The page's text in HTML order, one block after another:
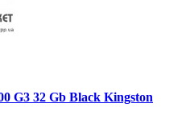
G3 32 Gb Black Kingston